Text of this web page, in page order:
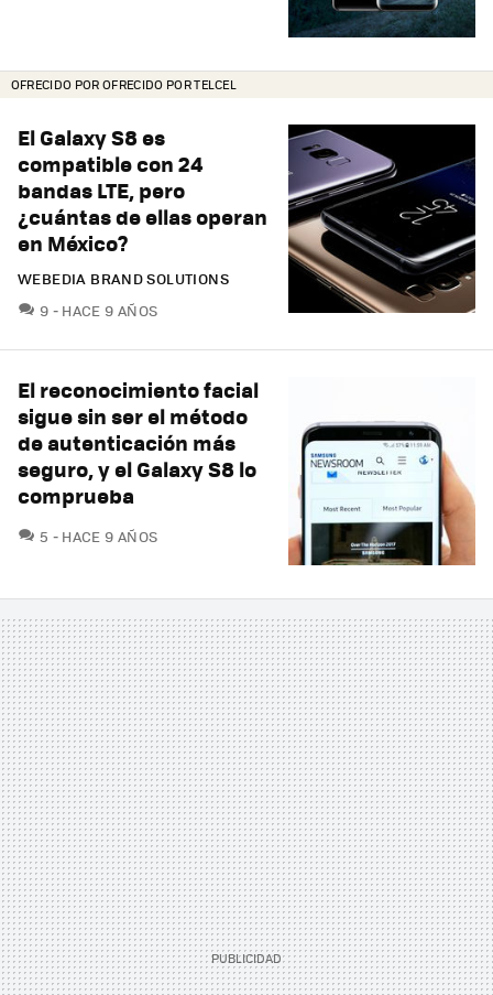
OFRECIDO POR OFRECIDO POR TELCEL
El Galaxy S8 es
compatible con 24
bandas LTE, pero
¿cuántas de ellas operan
en México?
WEBEDIA BRAND SOLUTIONS
9 COMENTARIOS
HACE 9 AÑOS
El reconocimiento facial
sigue sin ser el método
de autenticación más
seguro, y el Galaxy S8 lo
comprueba
5 COMENTARIOS
HACE 9 AÑOS